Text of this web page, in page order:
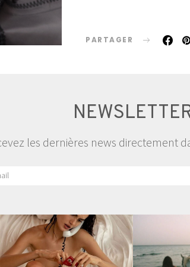
PARTAGER
les dernières news directement